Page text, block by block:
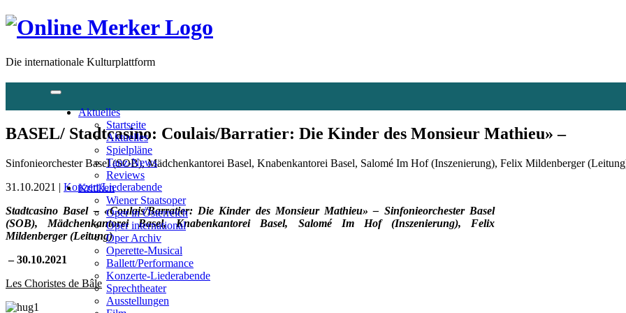
Die internationale Kulturplattform
Aktuelles
Startseite
Aktuelles
Spielpläne
Tanz-News
Reviews
Kritiken
Wiener Staatsoper
Oper in Österreich
Oper international
Oper Archiv
Operette-Musical
Ballett/Performance
Konzerte-Liederabende
Sprechtheater
Ausstellungen
BASEL/ Stadtcasino: Coulais/Barratier: Die Kinder des Monsieur Mathieu» –
Sinfonieorchester Basel (SOB), Mädchenkantorei Basel, Knabenkantorei Basel, Salomé Im Hof (Inszenierung), Felix Mildenberger
31.10.2021 | Konzert/Liederabende
Stadtcasino Basel – «Coulais/Barratier: Die Kinder des Monsieur Mathieu» – Sinfonieorchester Basel
(SOB), Mädchenkantorei Basel, Knabenkantorei Basel, Salomé Im Hof (Inszenierung), Felix
Mildenberger (Leitung)
– 30.10.2021
Les Choristes de Bâle